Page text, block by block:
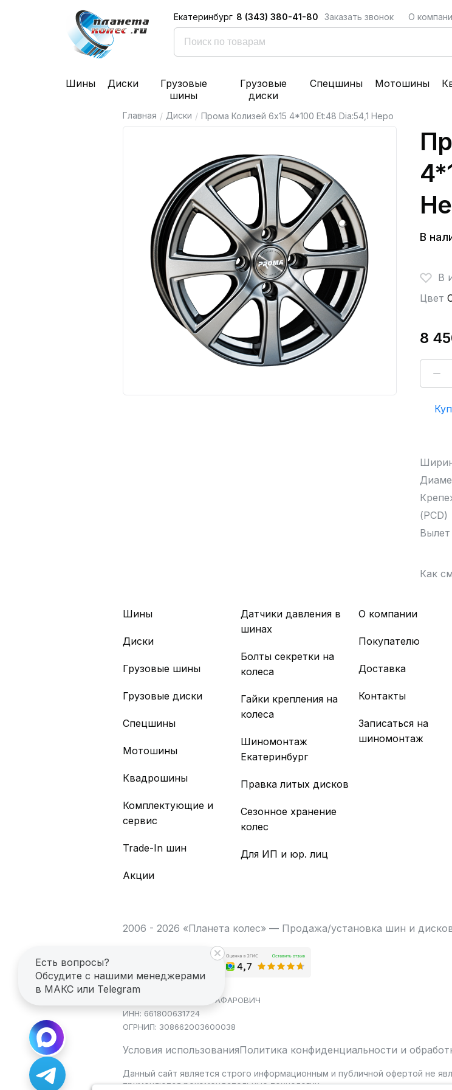
Екатеринбург 8 (343) 380-41-80 Заказать звонок О
Шины Диски
Грузовые
шины
Грузовые
диски
Спецшины Мотошины
Главная / Диски / Прома Колизей 6x15 4*100 Et:48 Dia:54,1 Неро
В
В
Цвет
8
(PCD)
Вылет
Как
Шины
Диски
Грузовые шины
Грузовые диски
Спецшины
Мотошины
Квадрошины
Комплектующие и
сервис
Trade-In шин
Акции
Датчики давления в
шинах
Болты секретки на
колеса
Гайки крепления на
колеса
Шиномонтаж
Екатеринбург
Правка литых дисков
Сезонное хранение
колес
Для ИП и юр. лиц
О компании
Покупателю
Доставка
Контакты
Записаться на
шиномонтаж
2006 - 2026 «Планета колес» — Продажа/установка шин и
ИП САГДЕЕВ ДИНАР ЯГАФАРОВИЧ
ИНН: 661800631724
ОГРНИП: 308662003600038
Условия использованияПолитика конфиденциальности и
Данный сайт является строго информационным и публичной офертой не
применяются рекомендательные технологии.
Есть вопросы?
Обсудите с нашими менеджерами
в МАКС или Telegram